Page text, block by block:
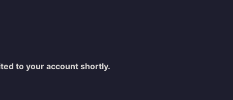
to your account shortly.